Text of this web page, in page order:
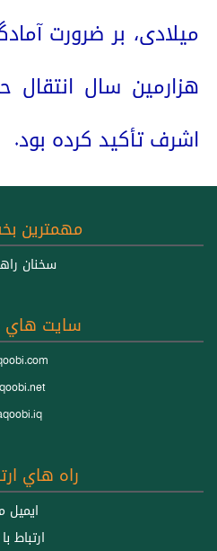
میلادی، بر ضرورت
هزارمین سال
اشرف تأکید کرده بود.
مهمترين
سخنان
سايت هاي
راه هاي
ايميل
ارتباط